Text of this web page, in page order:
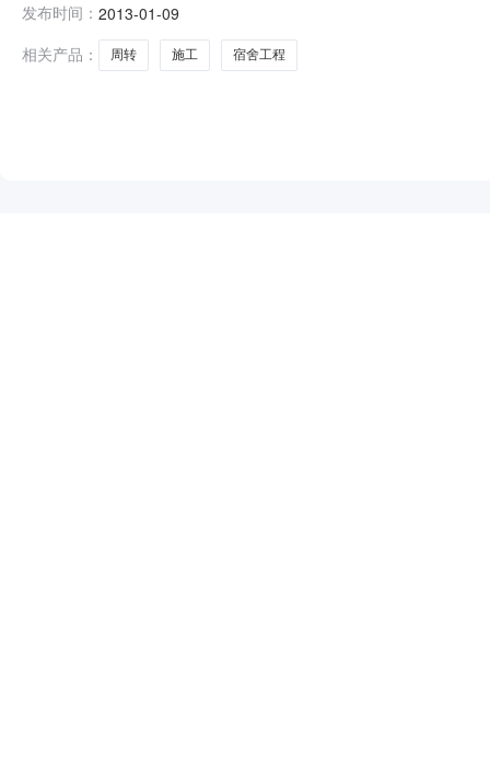
申请人前来参加投标。2.项目概况与招标范围2.1工程名
发布时间： 2013-01-09
相关产品：
周转 施工 宿舍工程